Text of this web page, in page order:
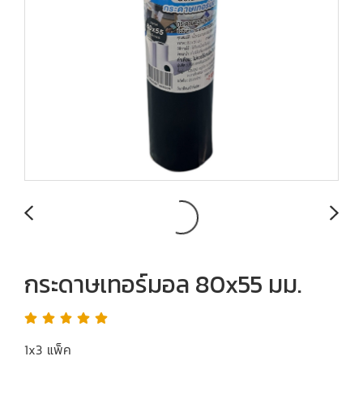
กระดาษเทอร์มอล 80x55 มม.
1x3 แพ็ค